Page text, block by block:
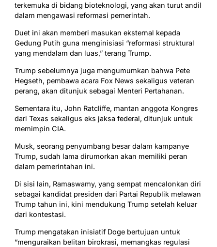
terkemuka di bidang bioteknologi, yang akan turut andil
dalam mengawasi reformasi pemerintah.
Duet ini akan memberi masukan eksternal kepada
Gedung Putih guna menginisiasi “reformasi struktural
yang mendalam dan luas,” terang Trump.
Trump sebelumnya juga mengumumkan bahwa Pete
Hegseth, pembawa acara Fox News sekaligus veteran
perang, akan ditunjuk sebagai Menteri Pertahanan.
Sementara itu, John Ratcliffe, mantan anggota Kongres
dari Texas sekaligus eks jaksa federal, ditunjuk untuk
memimpin CIA.
Musk, seorang penyumbang besar dalam kampanye
Trump, sudah lama dirumorkan akan memiliki peran
dalam pemerintahan ini.
Di sisi lain, Ramaswamy, yang sempat mencalonkan diri
sebagai kandidat presiden dari Partai Republik melawan
Trump tahun ini, kini mendukung Trump setelah keluar
dari kontestasi.
Trump mengatakan inisiatif Doge bertujuan untuk
“menguraikan belitan birokrasi, memangkas regulasi